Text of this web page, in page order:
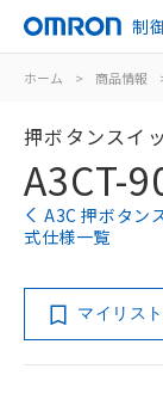
制
ホーム > 商品情報
押ボタンスイ
A3CT-
A3C 押ボタン
式仕様一覧
マイリス